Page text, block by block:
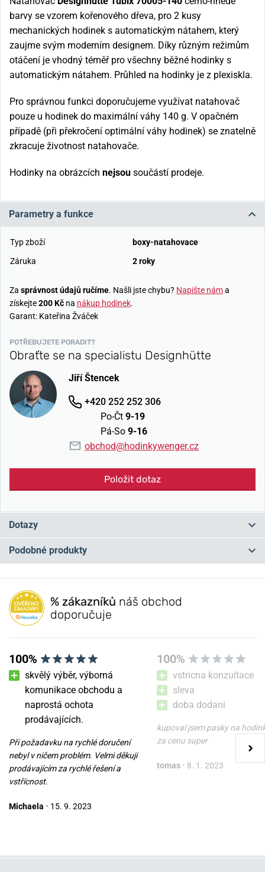
barvy se vzorem kořenového dřeva, pro 2 kusy
mechanických hodinek s automatickým nátahem, který
zaujme svým moderním designem. Díky různým režimům
otáčení je vhodný téměř pro všechny běžné hodinky s
automatickým nátahem. Průhled na hodinky je z plexiskla.
Pro správnou funkci doporučujeme využívat natahovač
pouze u hodinek do maximální váhy 140 g. V opačném
případě (při překročení optimální váhy hodinek) se znatelně
zkracuje životnost natahovače.
Hodinky na obrázcích nejsou součástí prodeje.
Parametry a funkce
Typ zboží
boxy-natahovace
Záruka
2 roky
Za správnost údajů ručíme. Našli jste chybu? Napište náma
získejte200 Kč na nákup hodinek.
Garant: Kateřina Žváček
POTŘEBUJETE PORADIT?
Obraťte se na specialistu Designhütte
Jiří Štencek
+420 252 252 306
Po-Čt 9-19
Pá-So 9-16
obchod@hodinkywenger.cz
Položit dotaz
Dotazy
Máte otázku? Zanechte nám komentář
Přidat dotaz
Podobné produkty
Natahovač Designhütte
Basel 3 LCD 70005-35
Skladem zítra 7. 8. u vás
23 990 Kč
Urban 70005-138
5 200 Kč
% zákazníků náš obchod
doporučuje
100%
skvělý výběr, výborná
komunikace obchodu a
naprostá ochota
prodávajících.
Při požadavku na rychlé doručení
nebyl v ničem problém. Velmi děkuji
prodávajícím za rychlé řešení a
vstřícnost.
Michaela • 15. 9. 2023
100%
vstricna konzultace
sleva
doba dodani
kupoval jsem pasky na
za cenu super
tomas • 8. 1. 2023